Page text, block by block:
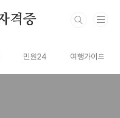
격증
민원24 여행가이드